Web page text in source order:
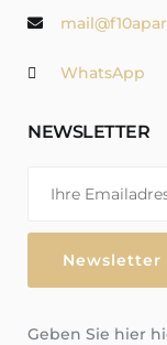
WhatsApp
NEWSLETTER
Geben Sie hier